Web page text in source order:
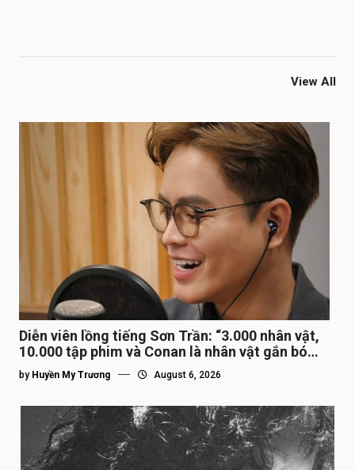
View All
Diễn viên lồng tiếng Sơn Trần: “3.000 nhân vật,
10.000 tập phim và Conan là nhân vật gắn bó
lâu nhất”
by Huyền My Trương August 6, 2026